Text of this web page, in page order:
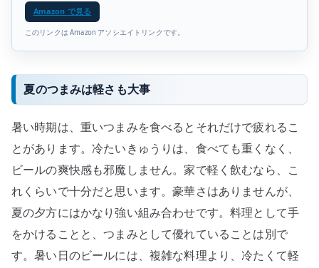
Amazon で見る
このリンクは Amazon アソシエイトリンクです。
夏のつまみは軽さも大事
暑い時期は、重いつまみを食べるとそれだけで疲れるこ
とがあります。冷たいきゅうりは、食べても重くなく、
ビールの爽快感も邪魔しません。家で軽く飲むなら、こ
れくらいで十分だと思います。豪華さはありませんが、
夏の夕方にはかなり強い組み合わせです。料理として手
をかけることと、つまみとして優れていることは別で
す。暑い日のビールには、複雑な料理より、冷たくて軽